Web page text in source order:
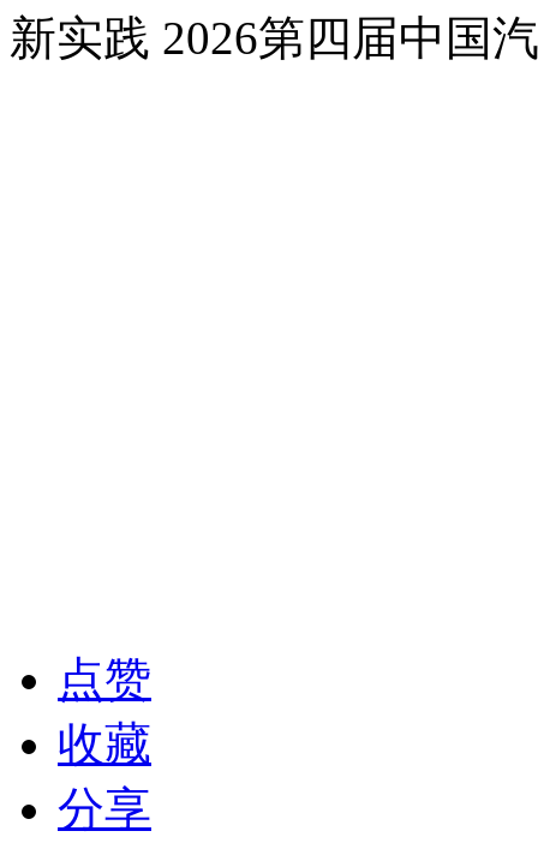
新实践 2026第四届中国
点赞
收藏
分享